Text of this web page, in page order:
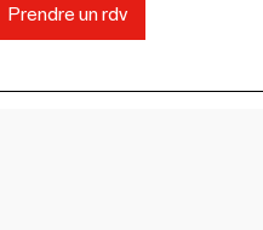
Prendre un rdv